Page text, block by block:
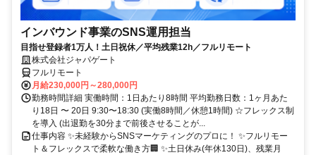
インバウンド事業のSNS運用担当
目指せ登録者1万人！土日祝休／平均残業12h／フルリモート
株式会社ジャパゲート
フルリモート
月給230,000円～280,000円
勤務時間詳細 実働時間：1日あたり8時間 平均勤務日数：1ヶ月あた
り18日 〜 20日 9:30〜18:30 (実働8時間／休憩1時間) ☆フレックス制
を導入 (出退勤を30分まで前後させることが...
仕事内容 ✨未経験からSNSマーケティングのプロに！ ✨フルリモー
ト＆フレックスで柔軟な働き方🏢 ✨土日休み(年休130日)、残業月